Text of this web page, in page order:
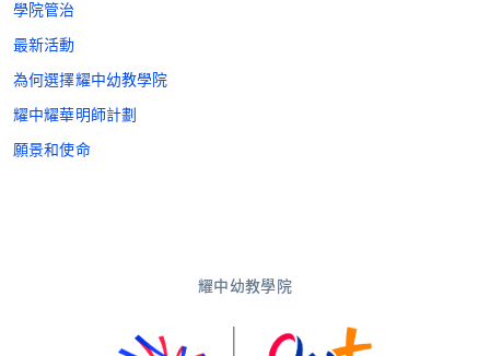
學院管治
最新活動
為何選擇耀中幼教學院
耀中耀華明師計劃
願景和使命
耀中幼教學院